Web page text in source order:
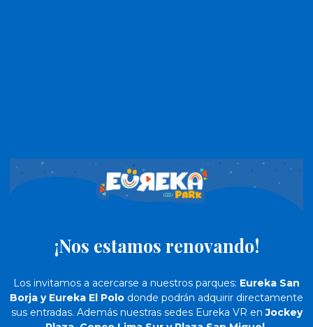
¡Nos estamos renovando!
Los invitamos a acercarse a nuestros parques: Eureka San
Borja y Eureka El Polo donde podrán adquirir directamente
sus entradas. Además nuestras sedes Eureka VR enJockey